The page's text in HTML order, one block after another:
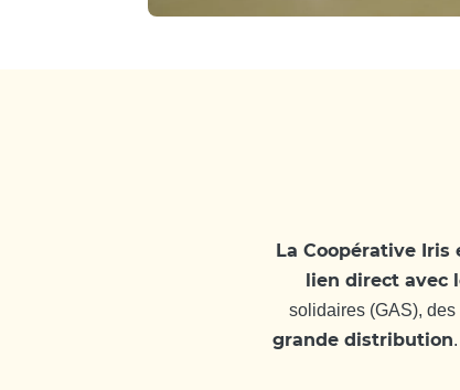
La Coopérative Iris
lien direct avec
solidaires (GAS),
grande distribution